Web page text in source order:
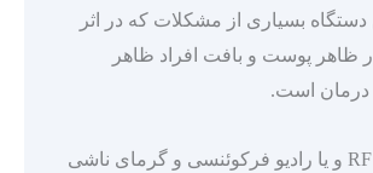
دستگاه بسیاری از مشکلات که در اثر
ظاهر پوست و بافت افراد ظاهر
درمان است.
امواج دستگاه RF و یا رادیو فرکوئنسی و گرمای ناشی